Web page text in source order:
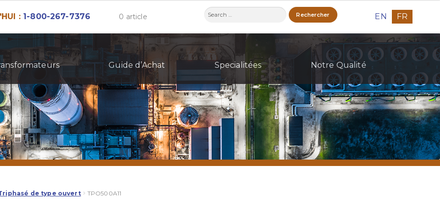
: 1-800-267-7376 0 article
Rechercher : EN FR
Guide d’Achat Specialitées Notre Qualité
de type ouvert TPO500A11